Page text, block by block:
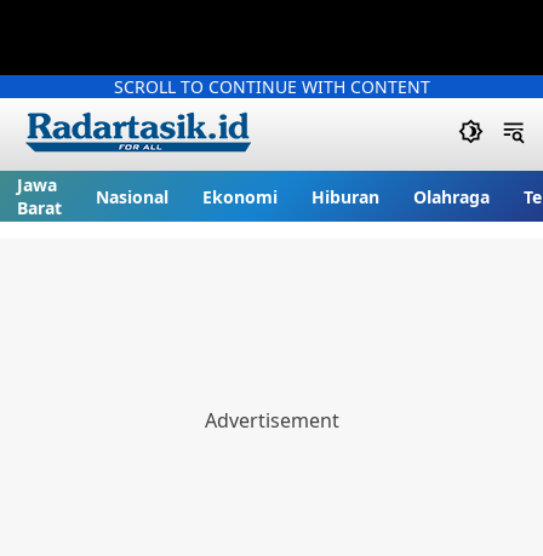
SCROLL TO CONTINUE WITH CONTENT
Jawa
Barat
Nasional Ekonomi Hiburan Olahraga